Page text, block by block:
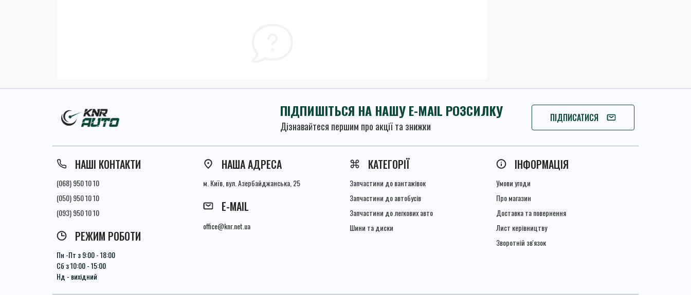
ПІДПИШІТЬСЯ НА НАШУ E-MAIL РОЗСИЛКУ
Дізнавайтеся першим про акції та знижки
ПІДПИСАТИСЯ
ПІДПИШІТЬСЯ
НАШІ КОНТАКТИ
(068) 950 10 10
(050) 950 10 10
(093) 950 10 10
РЕЖИМ РОБОТИ
Пн -Пт з 9:00 - 18:00
Сб з 10:00 - 15:00
Нд - вихідний
НАША АДРЕСА
м. Київ, вул. Азербайджанська, 25
E-MAIL
office@knr.net.ua
КАТЕГОРІЇ
Запчастини до вантажівок
Запчастини до автобусів
Запчастини до легкових авто
Шини та диски
ІНФОРМАЦІЯ
Умови угоди
Про магазин
Доставка та повернення
Лист керівництву
Зворотній зв'язок